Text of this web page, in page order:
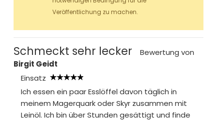
Veröffentlichung zu machen.
Schmeckt sehr lecker
Bewertung von
Birgit Geidt
Einsatz
Ich essen ein paar Esslöffel davon täglich in
meinem Magerquark oder Skyr zusammen mit
Leinöl. Ich bin über Stunden gesättigt und finde